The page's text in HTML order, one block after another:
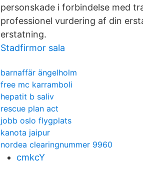
personskade i forbindelse med
professionel vurdering af din
erstatning.
Stadfirmor sala
barnaffär ängelholm
free mc karramboli
hepatit b saliv
rescue plan act
jobb oslo flygplats
kanota jaipur
nordea clearingnummer 9960
cmkcY